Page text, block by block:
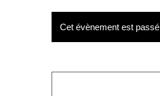
Cet évènement est passé